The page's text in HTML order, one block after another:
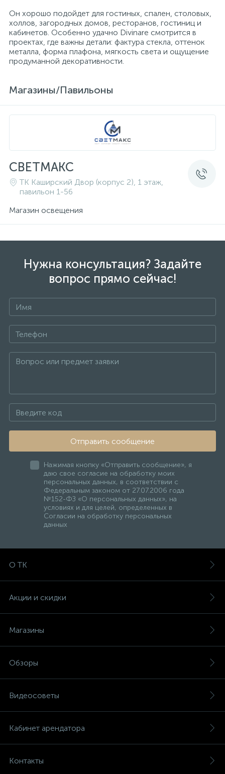
Он хорошо подойдет для гостиных, спален, столовых,
холлов, загородных домов, ресторанов, гостиниц и
кабинетов. Особенно удачно Divinare смотрится в
проектах, где важны детали: фактура стекла, оттенок
металла, форма плафона, мягкость света и ощущение
продуманной декоративности.
Магазины/Павильоны
СВЕТМАКС
ТК Каширский Двор (корпус 2), 1 этаж,
павильон 1-56
Магазин освещения
Нужна консультация? Задайте
вопрос прямо сейчас!
Отправить сообщение
Нажимая кнопку «Отправить сообщение», я
даю свое согласие на обработку моих
персональных данных, в соответствии с
Федеральным законом от 27.07.2006 года
№152-ФЗ «О персональных данных», на
условиях и для целей, определенных в
Согласии на обработку персональных
данных
О ТК
Акции и скидки
Магазины
Обзоры
Видеосоветы
Кабинет арендатора
Контакты